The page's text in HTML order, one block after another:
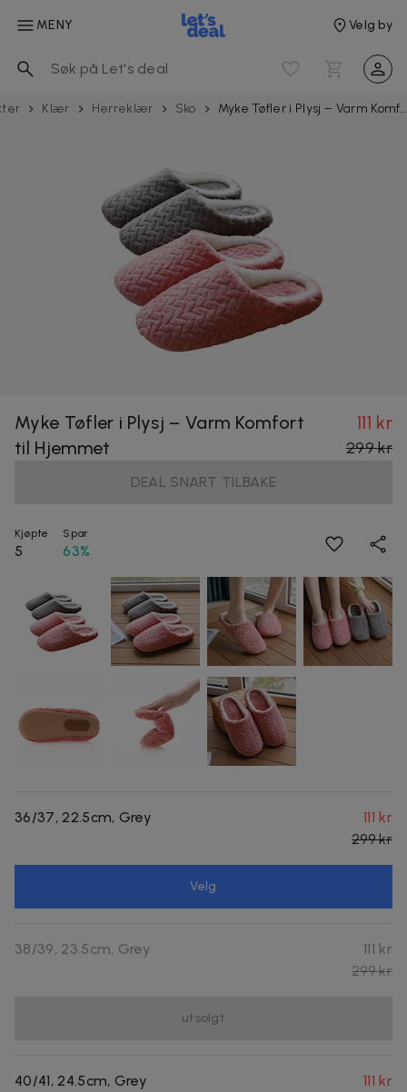
MENY Velg by
Klær Herreklær Sko Myke Tøfler i Plysj – Varm Komfort til Hjemmet
Myke Tøfler i Plysj – Varm Komfort
til Hjemmet
111 kr
299 kr
DEAL SNART TILBAKE
Kjøpte
5
Spar
63%
36/37, 22.5cm, Grey
111 kr
299 kr
Velg
38/39, 23.5cm, Grey
111 kr
299 kr
utsolgt
40/41, 24.5cm, Grey
111 kr